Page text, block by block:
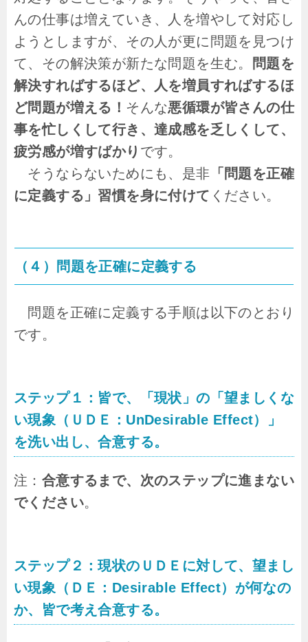
んの仕事は増えていき、人を増やして対応し
ようとしますが、その人が更に問題を見つけ
て、その解決策が新たな問題を生む。
問題を
解決すればするほど、人を増員すればするほ
ど問題が増える！ そんな悪循環が皆さんの仕
事を忙しくして行き、達成感を乏しくして、
疲労感が増すばかり です。
そうならないためにも、是非 「問題を正確
に定義する」習慣を身に付けて ください。
（４）問題を正確に定義する
問題を正確に定義する手順は以下のとおり
です。
ステップ１：皆で、「現状」の「望ましくな
い現象（ＵＤＥ：UnDesirable Effect）」
を洗い出し、合意する。
注： 合意するまで、次のステップに進まない
でください。
ステップ２：現状のＵＤＥに対して、望まし
い現象（ＤＥ：Desirable Effect）が何なの
か、皆で考え合意する。